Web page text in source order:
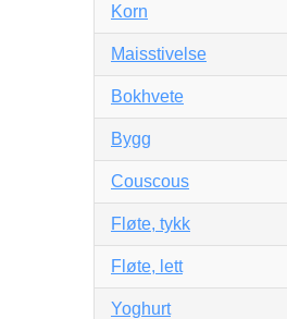
Korn
Maisstivelse
Bokhvete
Bygg
Couscous
Fløte, tykk
Fløte, lett
Yoghurt